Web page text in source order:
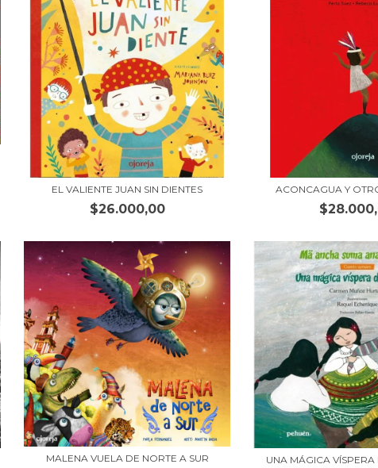
EL VALIENTE JUAN SIN DIENTES
$26.000,00
ACONCAGUA Y
MALENA VUELA DE NORTE A SUR UNA MÁGICA VÍSPERA